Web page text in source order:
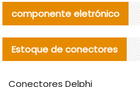
componente eletrónico
Estoque de conectores
Conectores Delphi